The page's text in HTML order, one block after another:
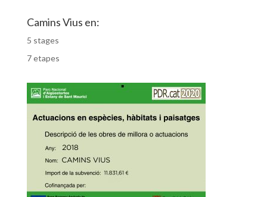
Camins Vius en:
5 stages
7 etapes